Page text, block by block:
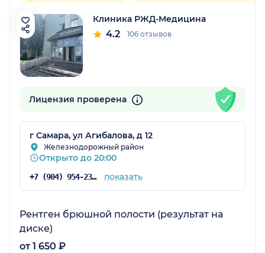
Клиника РЖД-Медицина
4.2 106 отзывов
Лицензия проверена
г Самара, ул Агибалова, д 12
Железнодорожный район
Открыто до 20:00
+7 (904) 954-23-83 показать
Рентген брюшной полости (результат на
диске)
от 1 650 ₽